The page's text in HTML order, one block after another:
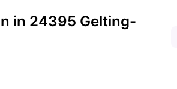
in 24395 Gelting-